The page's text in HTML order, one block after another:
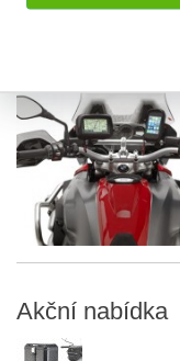
Akční nabídka